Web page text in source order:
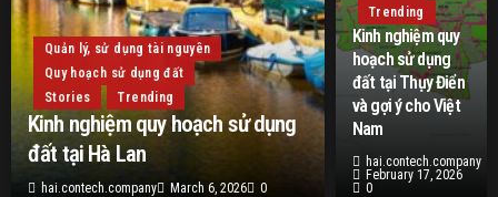
Quản lý, sử dụng tài nguyên
Quy hoạch sử dụng đất
Stories
Trending
Kinh nghiệm quy hoạch sử dụng
đất tại Hà Lan
hai.contech.company March 6, 2026 0
Trending
Kinh nghiệm quy
hoạch sử dụng
đất tại Thụy Điển
và gợi ý cho Việt
Nam
hai.contech.company
February 17, 2026
0